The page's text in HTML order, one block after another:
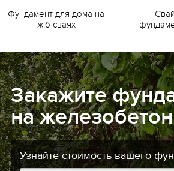
Фундамент для дома на
ж.б сваях
Закажите
на
Узнайте стоимость вашего